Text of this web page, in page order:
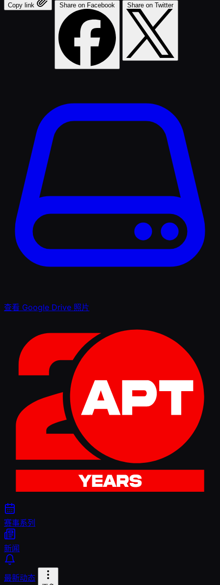
Copy link Share on Facebook Share on Twitter
查看 Google Drive 照片
赛事系列
新闻
最新动态